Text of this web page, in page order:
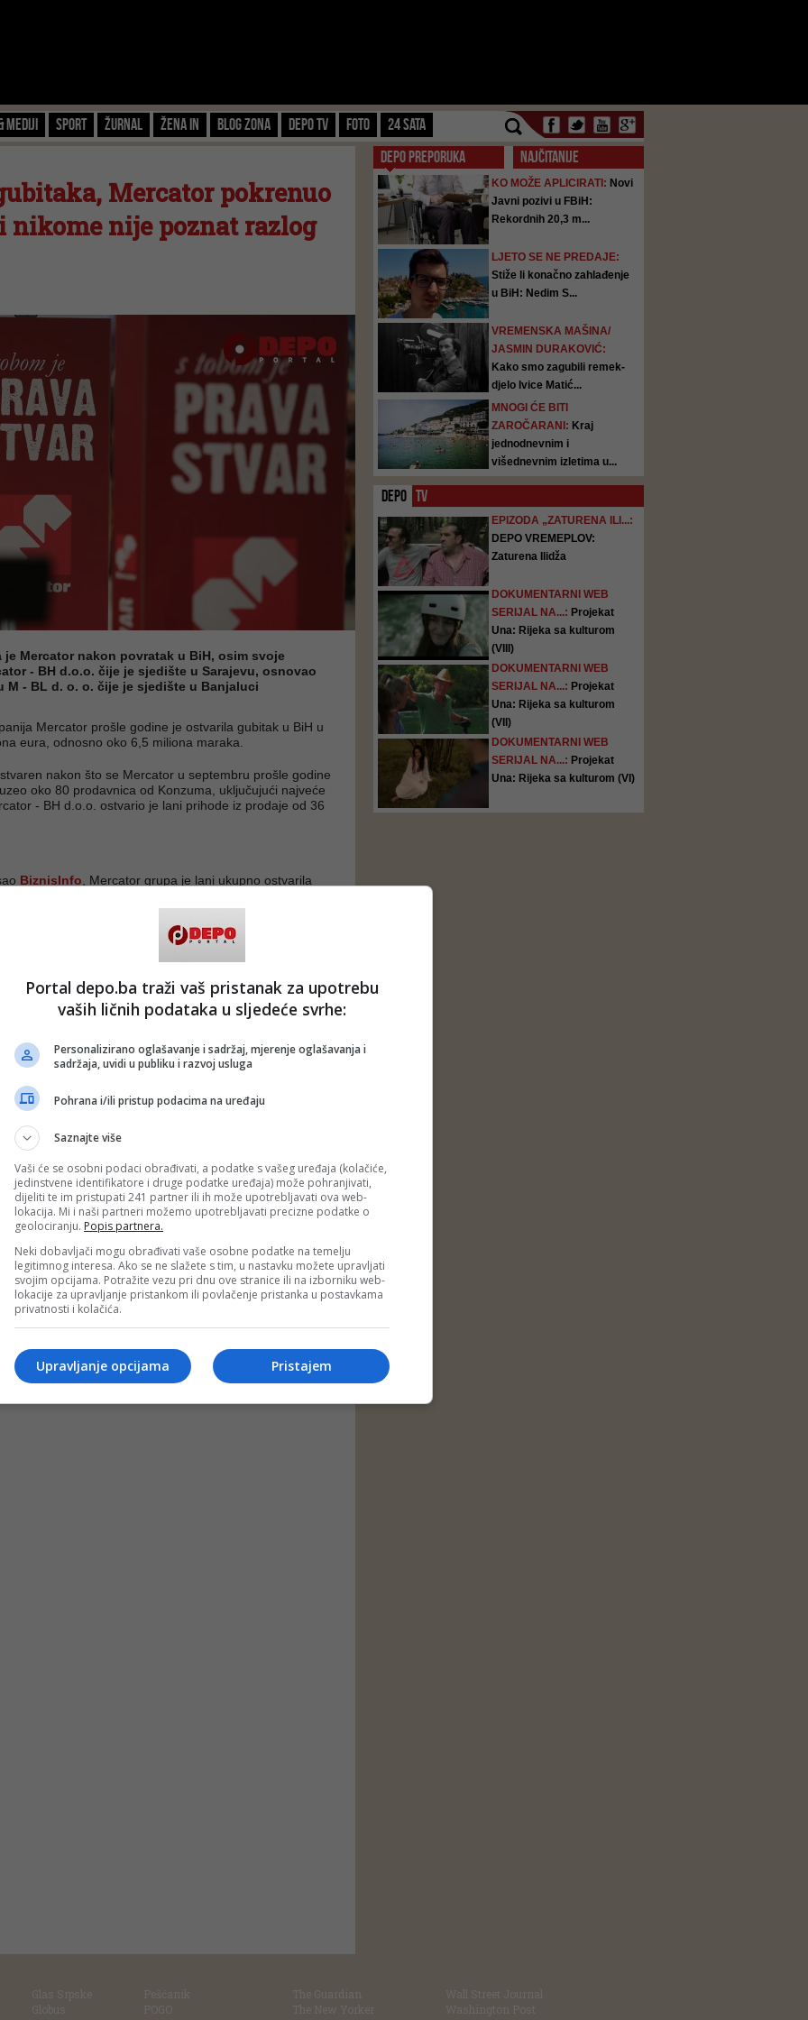
Mediji Sport Žurnal Žena IN Blog zona Depo TV FOTO 24 SATA
Mercator pokrenuo
nije poznat razlog
je Mercator nakon povratak u BiH, osim svoje
- BH d.o.o. čije je sjedište u Sarajevu, osnovao
M - BL d. o. o. čije je sjedište u Banjaluci
Mercator prošle godine je ostvarila gubitak u BiH u
eura, odnosno oko 6,5 miliona maraka.
nakon što se Mercator u septembru prošle godine
oko 80 prodavnica od Konzuma, uključujući najveće
- BH d.o.o. ostvario je lani prihode iz prodaje od 36
BiznisInfo , Mercator grupa je lani ukupno ostvarila
184 miliona eura.
Mercator nakon povratak u BiH, osim svoje kompanije
čije je sjedište u Sarajevu, osnovao novu kompaniju M
sjedište u Banjaluci. Ova kompanija lani nije započela s
i nije poznato koji je razlog njenog osnivanja.
Mercatora u BiH najavljen navodno zbog toga što
on ima bolji imidž u javnosti od Konzuma. No, kasnije se
razlog to što je Mercator u BiH imao nekretnine koje
ali nije plaćao najamninu, što je Mercatoru stvaralo
su hrvatski Agrokor s oko 70 posto vlasništva i
18,5 posto.
PORTAL, BLIN MAGAZIN/az)
društvenih mreža TwitteriFacebook
#konzum
DEPO PREPORUKA NAJČITANIJE
KO MOŽE APLICIRATI: Novi
Javni pozivi u FBiH:
Rekordnih 20,3 m...
LJETO SE NE PREDAJE:
Stiže li konačno zahlađenje
u BiH: Nedim S...
VREMENSKA MAŠINA/
JASMIN DURAKOVIĆ:
Kako smo zagubili remek-
djelo Ivice Matić...
MNOGI ĆE BITI
ZAROČARANI: Kraj
jednodnevnim i
višednevnim izletima u...
DEPO TV
EPIZODA „ZATURENA ILI...:
DEPO VREMEPLOV:
Zaturena Ilidža
DOKUMENTARNI WEB
SERIJAL NA...: Projekat
Una: Rijeka sa kulturom
(VIII)
DOKUMENTARNI WEB
SERIJAL NA...: Projekat
Una: Rijeka sa kulturom
(VII)
DOKUMENTARNI WEB
SERIJAL NA...: Projekat
Una: Rijeka sa kulturom (VI)
Glas Srpske
Globus
Pešćanik
POGO
The Guardian
The New Yorker
Wall Street Journal
Washington Post
Portal depo.ba traži vaš pristanak za upotrebu
vaših ličnih podataka u sljedeće svrhe:
Personalizirano oglašavanje i sadržaj, mjerenje oglašavanja i
sadržaja, uvidi u publiku i razvoj usluga
Pohrana i/ili pristup podacima na uređaju
Saznajte više
Vaši će se osobni podaci obrađivati, a podatke s vašeg uređaja (kolačiće,
jedinstvene identifikatore i druge podatke uređaja) može pohranjivati,
dijeliti te im pristupati 241 partner ili ih može upotrebljavati ova web-
lokacija. Mi i naši partneri možemo upotrebljavati precizne podatke o
geolociranju. Popis partnera.
Neki dobavljači mogu obrađivati vaše osobne podatke na temelju
legitimnog interesa. Ako se ne slažete s tim, u nastavku možete upravljati
svojim opcijama. Potražite vezu pri dnu ove stranice ili na izborniku web-
lokacije za upravljanje pristankom ili povlačenje pristanka u postavkama
privatnosti i kolačića.
Pristajem
Upravljanje opcijama